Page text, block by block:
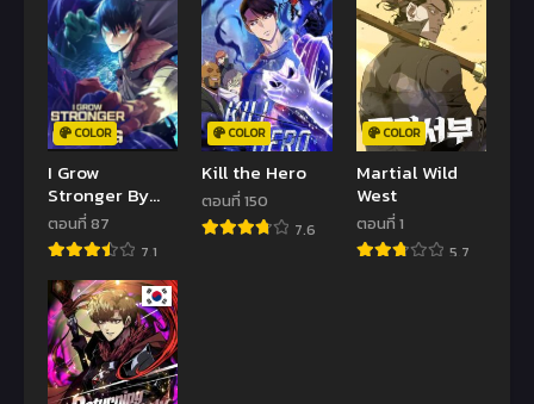
COLOR
I Grow
Stronger By
Eating!
ตอนที่ 87
7.1
COLOR
Kill the Hero
ตอนที่ 150
7.6
COLOR
Martial Wild
West
ตอนที่ 1
5.7